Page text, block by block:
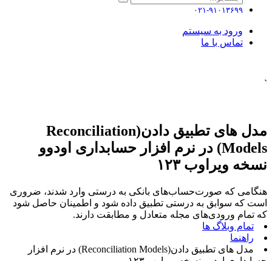
۰۲۱-۹۱۰۱۳۶۹۹
ورود به سیستم
تماس با ما
`
مدل های تطبیق دادن(Reconciliation
Models) در نرم افزار حسابداری اودوو
نسخه ویراوب ۱۲۳
هنگامی که صورت‌حساب‌های بانکی به درستی وارد شدند، ضروری
است که سوابق به درستی تطبیق داده شود و اطمینان حاصل شود
که تمام ورودی‌های مجله متعادل و مطابقت دارند.
تمام وبلاگ ها
راهنما
مدل های تطبیق دادن(Reconciliation Models) در نرم افزار